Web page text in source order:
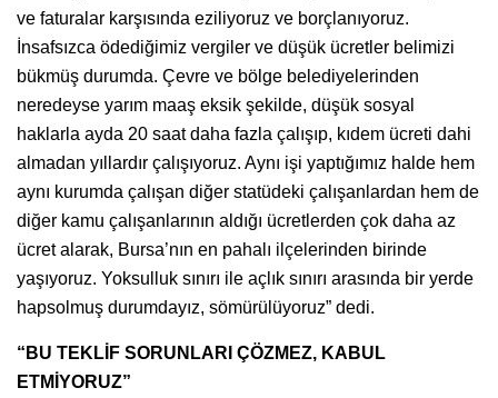
ve faturalar karşısında eziliyoruz ve borçlanıyoruz.
İnsafsızca ödediğimiz vergiler ve düşük ücretler belimizi
bükmüş durumda. Çevre ve bölge belediyelerinden
neredeyse yarım maaş eksik şekilde, düşük sosyal
haklarla ayda 20 saat daha fazla çalışıp, kıdem ücreti dahi
almadan yıllardır çalışıyoruz. Aynı işi yaptığımız halde hem
aynı kurumda çalışan diğer statüdeki çalışanlardan hem de
diğer kamu çalışanlarının aldığı ücretlerden çok daha az
ücret alarak, Bursa’nın en pahalı ilçelerinden birinde
yaşıyoruz. Yoksulluk sınırı ile açlık sınırı arasında bir yerde
hapsolmuş durumdayız, sömürülüyoruz” dedi.
“BU TEKLİF SORUNLARI ÇÖZMEZ, KABUL
ETMİYORUZ”